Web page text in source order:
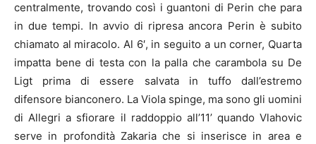
centralmente, trovando così i guantoni di Perin che para
in due tempi. In avvio di ripresa ancora Perin è subito
chiamato al miracolo. Al 6′, in seguito a un corner, Quarta
impatta bene di testa con la palla che carambola su De
Ligt prima di essere salvata in tuffo dall’estremo
difensore bianconero. La Viola spinge, ma sono gli uomini
di Allegri a sfiorare il raddoppio all’11’ quando Vlahovic
serve in profondità Zakaria che si inserisce in area e